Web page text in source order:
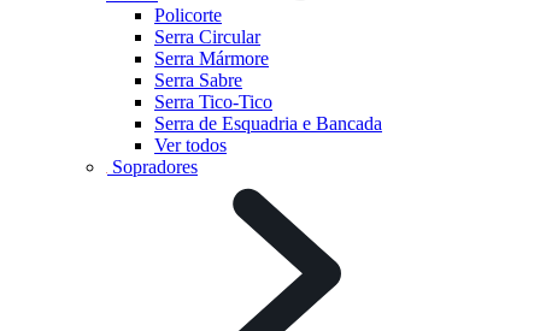
Policorte
Serra Circular
Serra Mármore
Serra Sabre
Serra Tico-Tico
Serra de Esquadria e Bancada
Ver todos
Sopradores